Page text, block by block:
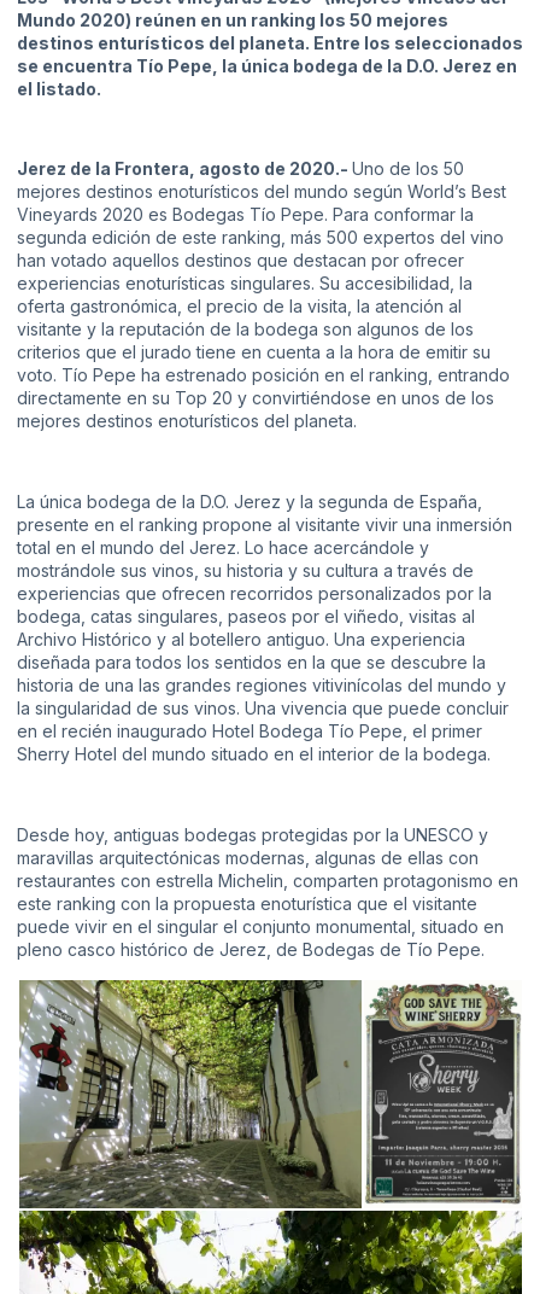
Mundo 2020) reúnen en un ranking los 50 mejores
destinos enturísticos del planeta. Entre los seleccionados
se encuentra Tío Pepe, la única bodega de la D.O. Jerez en
el listado.
Jerez de la Frontera, agosto de 2020.- Uno de los 50
mejores destinos enoturísticos del mundo según World’s Best
Vineyards 2020 es Bodegas Tío Pepe. Para conformar la
segunda edición de este ranking, más 500 expertos del vino
han votado aquellos destinos que destacan por ofrecer
experiencias enoturísticas singulares. Su accesibilidad, la
oferta gastronómica, el precio de la visita, la atención al
visitante y la reputación de la bodega son algunos de los
criterios que el jurado tiene en cuenta a la hora de emitir su
voto. Tío Pepe ha estrenado posición en el ranking, entrando
directamente en su Top 20 y convirtiéndose en unos de los
mejores destinos enoturísticos del planeta.
La única bodega de la D.O. Jerez y la segunda de España,
presente en el ranking propone al visitante vivir una inmersión
total en el mundo del Jerez. Lo hace acercándole y
mostrándole sus vinos, su historia y su cultura a través de
experiencias que ofrecen recorridos personalizados por la
bodega, catas singulares, paseos por el viñedo, visitas al
Archivo Histórico y al botellero antiguo. Una experiencia
diseñada para todos los sentidos en la que se descubre la
historia de una las grandes regiones vitivinícolas del mundo y
la singularidad de sus vinos. Una vivencia que puede concluir
en el recién inaugurado Hotel Bodega Tío Pepe, el primer
Sherry Hotel del mundo situado en el interior de la bodega.
Desde hoy, antiguas bodegas protegidas por la UNESCO y
maravillas arquitectónicas modernas, algunas de ellas con
restaurantes con estrella Michelin, comparten protagonismo en
este ranking con la propuesta enoturística que el visitante
puede vivir en el singular el conjunto monumental, situado en
pleno casco histórico de Jerez, de Bodegas de Tío Pepe.